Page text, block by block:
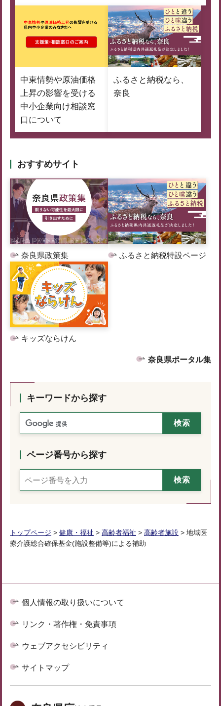
中東情勢や原油価格
上昇の影響を受ける
中小企業向け相談窓
口について
ふるさと納税なら、
奈良
おすすめサイト
奈良県政策集 ふるさと納税特設ページ
キッズならけん
奈良県ポータル集
キーワードから探す
ページ番号から探す
トップページ > 健康・福祉 > 高齢者福祉 > 高齢者施設 > 地域医
療介護総合確保基金(施設整備等)による補助
個人情報の取り扱いについて
リンク・著作権・免責事項
ウェブアクセシビリティ
サイトマップ